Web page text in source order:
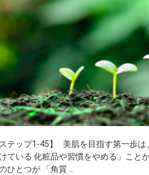
ステップ1-45】 美肌を目指す第一歩
ている 化粧品や習慣をやめる」こと
ひとつが 「角質 …